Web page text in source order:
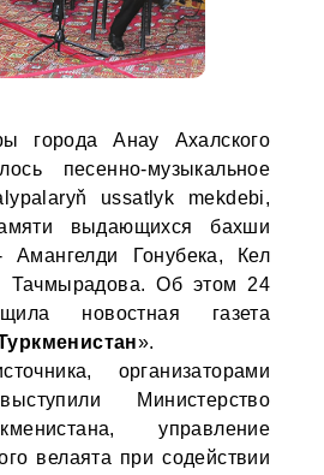
города Анау Ахалского
песенно-музыкальное
ussatlyk mekdebi,
выдающихся бахши
Амангелди Гонубека, Кел
Об этом 24
новостная газета
».
организаторами
Министерство
управление
велаята при содействии